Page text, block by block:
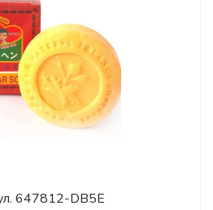
647812-DB5E